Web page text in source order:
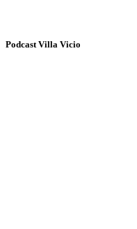
Podcast Villa Vicio